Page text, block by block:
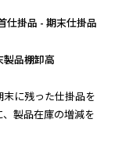
仕掛品 - 期末仕掛品
製品棚卸高
に残った仕掛品を
製品在庫の増減を